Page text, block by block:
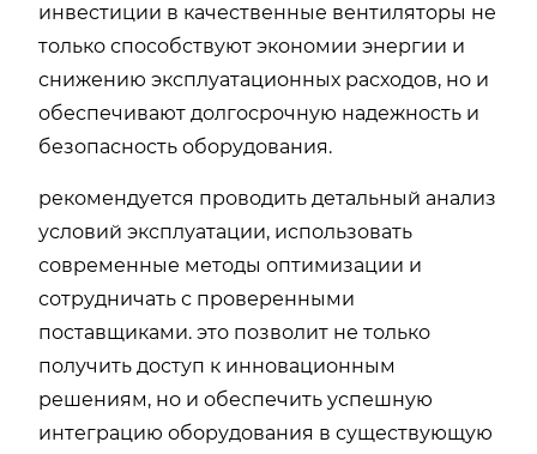
инвестиции в качественные вентиляторы не
только способствуют экономии энергии и
снижению эксплуатационных расходов, но и
обеспечивают долгосрочную надежность и
безопасность оборудования.
рекомендуется проводить детальный анализ
условий эксплуатации, использовать
современные методы оптимизации и
сотрудничать с проверенными
поставщиками. это позволит не только
получить доступ к инновационным
решениям, но и обеспечить успешную
интеграцию оборудования в существующую